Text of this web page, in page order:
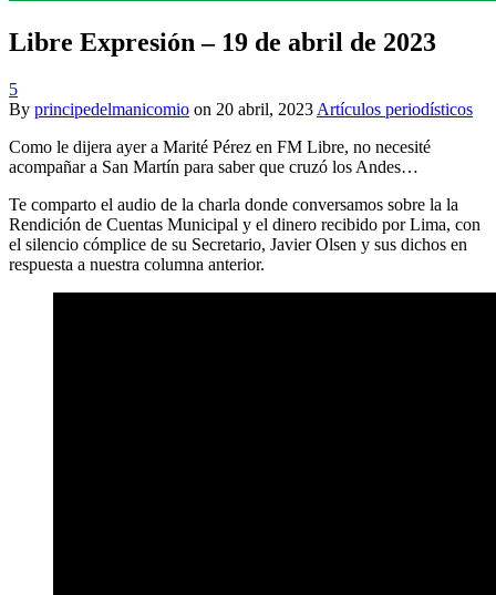
Libre Expresión – 19 de abril de 2023
5
By principedelmanicomio on 20 abril, 2023 Artículos periodísticos
Como le dijera ayer a Marité Pérez en FM Libre, no necesité
acompañar a San Martín para saber que cruzó los Andes…
Te comparto el audio de la charla donde conversamos sobre la la
Rendición de Cuentas Municipal y el dinero recibido por Lima, con
el silencio cómplice de su Secretario, Javier Olsen y sus dichos en
respuesta a nuestra columna anterior.